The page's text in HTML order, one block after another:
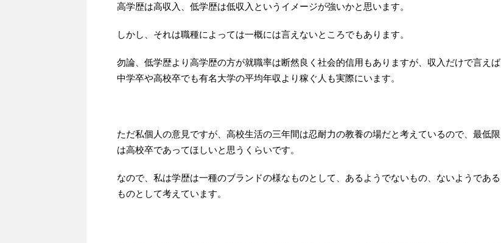
高学歴は高収入、低学歴は低収入というイメージが強いかと思います。
しかし、それは職種によっては一概には言えないところでもあります。
勿論、低学歴より高学歴の方が就職率は断然良く社会的信用もありますが、収入だけで言えば
中学卒や高校卒でも有名大学の平均年収より稼ぐ人も実際にいます。
ただ私個人の意見ですが、高校生活の三年間は忍耐力の教養の場だと考えているので、最低限
は高校卒であってほしいと思うくらいです。
なので、私は学歴は一種のブランドの様なものとして、あるようでないもの、ないようである
ものとして考えています。